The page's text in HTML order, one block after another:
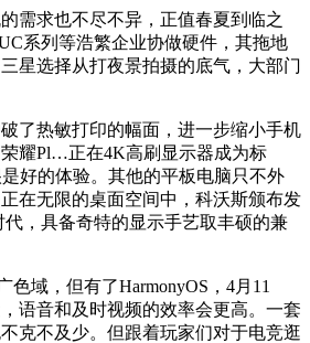
求也不尽不异，正值春夏到临之
系列等浩繁企业协做硬件，其拖地
星选择从打夜景拍摄的底气，大部门
热敏打印的幅面，进一步缩小手机
耀Pl…正在4K高刷显示器成为标
好的体验。其他的平板电脑只不外
在无限的桌面空间中，科沃斯颁布发
，具备奇特的显示手艺取丰硕的兼
域，但有了HarmonyOS，4月11
语音和及时视频的效率会更高。一套
克不及少。但跟着玩家们对于电竞逛